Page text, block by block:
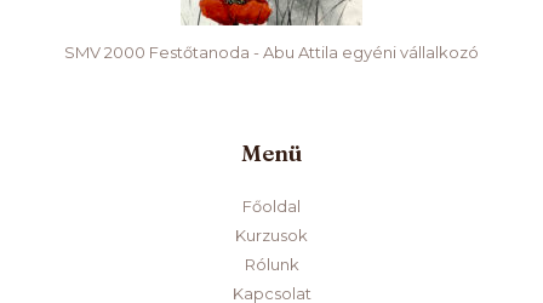
SMV 2000 Festőtanoda - Abu Attila egyéni vállalkozó
Menü
Főoldal
Kurzusok
Rólunk
Kapcsolat